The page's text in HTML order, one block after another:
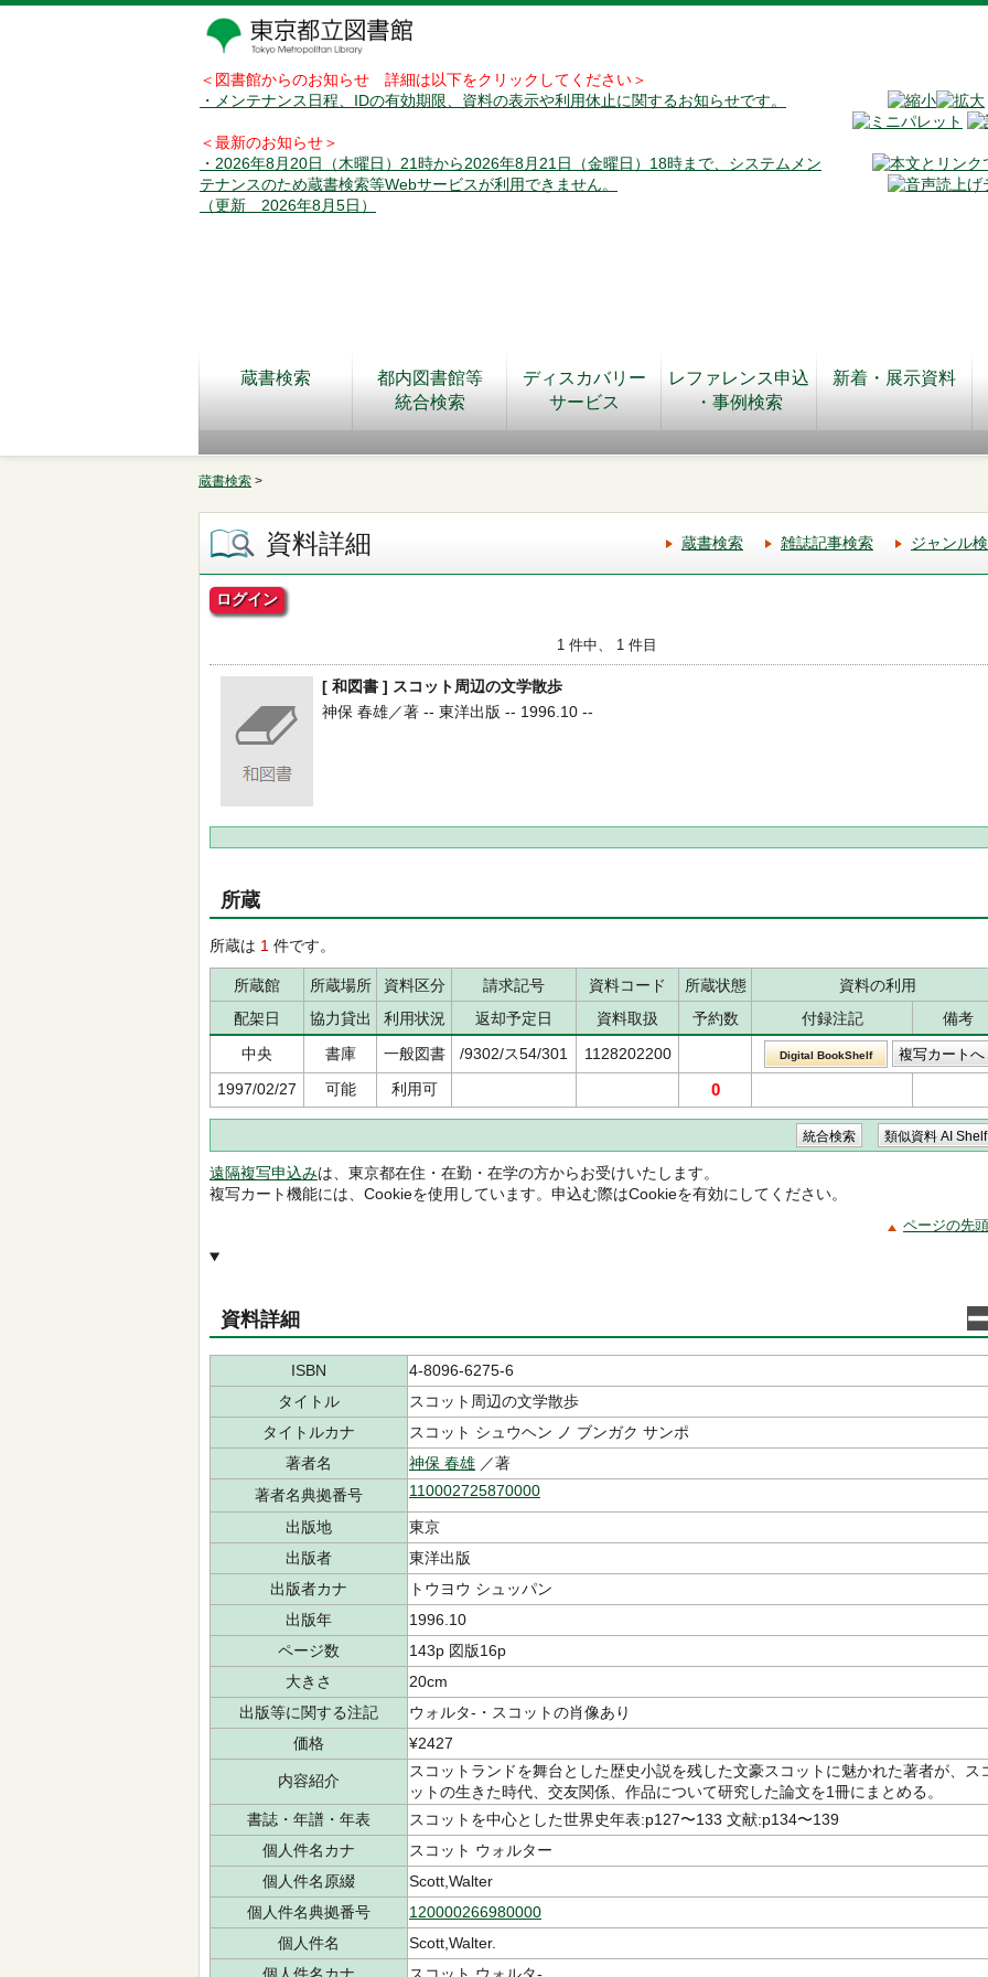
＜図書館からのお知らせ 詳細は以下をクリックしてください＞
・メンテナンス日程、IDの有効期限、資料の表示や利用休止に関するお知らせです。
＜最新のお知らせ＞
・2026年8月20日（木曜日）21時から2026年8月21日（金曜日）18時まで、システムメン
テナンスのため蔵書検索等Webサービスが利用できません。
（更新 2026年8月5日）
蔵書検索
都内図書館等
統合検索
ディスカバリー
サービス
レファレンス申込
・事例検索
新着・展示資料
蔵書検索 >
資料詳細 蔵書検索 雑誌記事検索 ジャンル
ログイン
1 件中、 1 件目
[ 和図書 ] スコット周辺の文学散歩
神保 春雄／著 -- 東洋出版 -- 1996.10 --
所蔵
所蔵は 1 件です。
所蔵館 所蔵場所 資料区分 請求記号 資料コード 所蔵状態
資料の利用
配架日
協力貸出 利用状況 返却予定日 資料取扱 予約数 付録注記
備考
中央
書庫 一般図書 /9302/ス54/301 1128202200 Digital BookShelf
1997/02/27 可能 利用可 0
遠隔複写申込みは、東京都在住・在勤・在学の方からお受けいたします。
複写カート機能には、Cookieを使用しています。申込む際はCookieを有効にしてください。
ページの先
資料詳細
ISBN
4-8096-6275-6
タイトル
スコット周辺の文学散歩
タイトルカナ
スコット シュウヘン ノ ブンガク サンポ
著者名
神保 春雄 ／著
著者名典拠番号
110002725870000
出版地
東京
出版者
東洋出版
出版者カナ
トウヨウ シュッパン
出版年
1996.10
ページ数
143p 図版16p
大きさ
20cm
出版等に関する注記
ウォルタ-・スコットの肖像あり
価格
¥2427
内容紹介
スコットランドを舞台とした歴史小説を残した文豪スコットに魅かれた著者が、ス
ットの生きた時代、交友関係、作品について研究した論文を1冊にまとめる。
書誌・年譜・年表
スコットを中心とした世界史年表:p127〜133 文献:p134〜139
個人件名カナ
スコット ウォルター
個人件名原綴
Scott,Walter
個人件名典拠番号
120000266980000
個人件名
Scott,Walter.